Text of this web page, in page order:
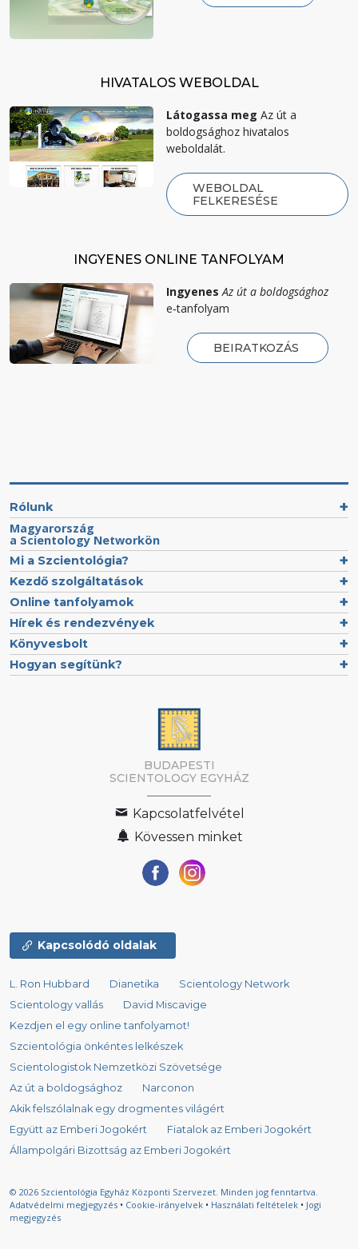
HIVATALOS WEBOLDAL
Látogassa meg Az út a
boldogsághoz hivatalos
weboldalát.
WEBOLDAL
FELKERESÉSE
INGYENES ONLINE TANFOLYAM
Ingyenes Az út a boldogsághoz
e‑tanfolyam
BEIRATKOZÁS
Rólunk
Magyarország
a Scientology Networkön
Mi a Szcientológia?
Kezdő szolgáltatások
Online tanfolyamok
Hírek és rendezvények
Könyvesbolt
Hogyan segítünk?
BUDAPESTI
SCIENTOLOGY EGYHÁZ
Kapcsolatfelvétel
Kövessen minket
Kapcsolódó oldalak
L. Ron Hubbard Dianetika
Scientology Network
Scientology vallás
David Miscavige
Kezdjen el egy online tanfolyamot!
Szcientológia önkéntes lelkészek
Scientologistok Nemzetközi Szövetsége
Az út a boldogsághoz
Narconon
Akik felszólalnak egy drogmentes világért
Együtt az Emberi Jogokért
Fiatalok az Emberi Jogokért
Állampolgári Bizottság az Emberi Jogokért
© 2026 Szcientológia Egyház Központi Szervezet. Minden jog fenntartva.
Adatvédelmi megjegyzés • Cookie-irányelvek • Használati feltételek • Jogi
megjegyzés